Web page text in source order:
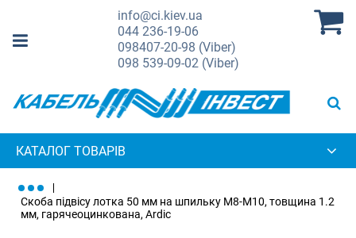
info@ci.kiev.ua
044236-19-06
098407-20-98 (Viber)
098 539-09-02 (Viber)
КАТАЛОГ ТОВАРІВ
Скоба підвісу лотка 50 мм на шпильку М8-М10, товщина 1.2
мм, гарячеоцинкована, Ardic